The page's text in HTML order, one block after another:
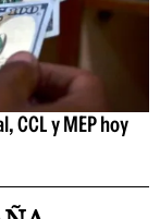
CCL y MEP hoy